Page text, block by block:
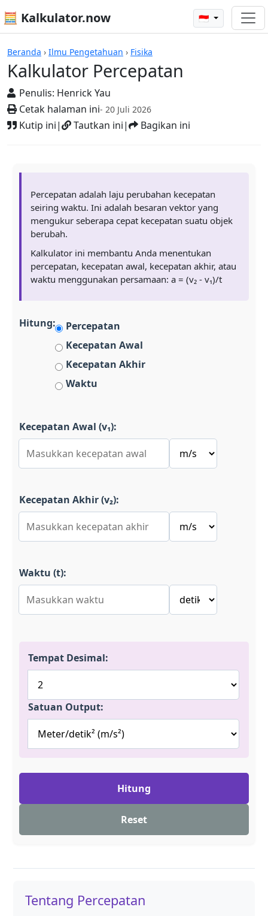
🧮 Kalkulator.now 🇮🇩
Beranda › Ilmu Pengetahuan › Fisika
Kalkulator Percepatan
Penulis: Henrick Yau
Cetak halaman ini- 20 Juli 2026
Kutip ini| Tautkan ini| Bagikan ini
Kalkulator-kalkulator
Percepatan adalah laju perubahan kecepatan
seiring waktu. Ini adalah besaran vektor yang
mengukur seberapa cepat kecepatan suatu objek
berubah.
Kalkulator ini membantu Anda menentukan
percepatan, kecepatan awal, kecepatan akhir, atau
waktu menggunakan persamaan: a = (v₂ - v₁)/t
Hitung:
Percepatan
Kecepatan Awal
Kecepatan Akhir
Waktu
Kecepatan Awal (v₁):
Kecepatan Akhir (v₂):
Waktu (t):
Tempat Desimal:
Satuan Output:
Hitung
Reset
Tentang Percepatan